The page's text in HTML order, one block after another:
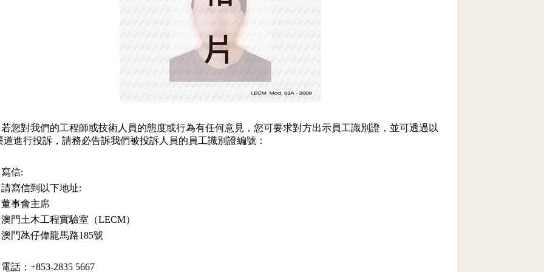
若您對我們的工程師或技術人員的態度或行為有任何意見，您可要求對方出示員工識別證，並可透過以
道進行投訴，請務必告訴我們被投訴人員的員工識別證編號：
寫信:
請寫信到以下地址:
董事會主席
澳門土木工程實驗室（LECM）
澳門氹仔偉龍馬路185號
電話：+853-2835 5667